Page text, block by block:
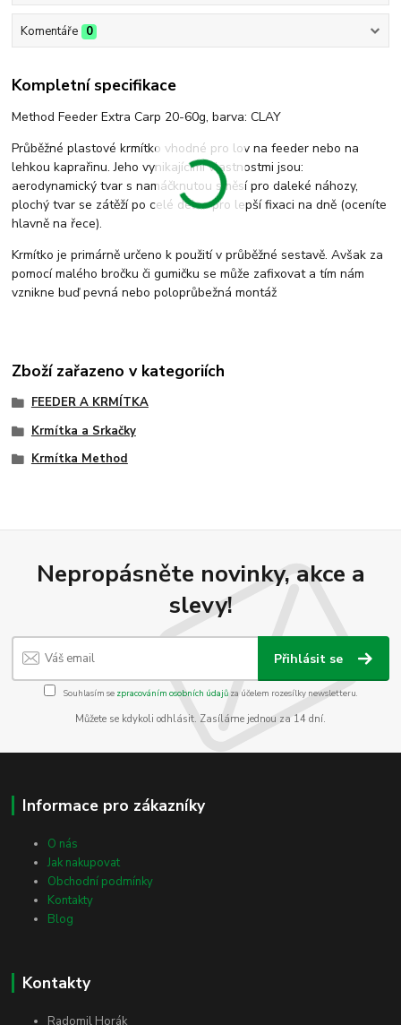
Komentáře 0
Kompletní specifikace
Method Feeder Extra Carp 20-60g, barva: CLAY
Průběžné plastové krmítko vhodné pro lov na feeder nebo na
lehkou kaprařinu. Jeho vynikajícími vlastnostmi jsou:
aerodynamický tvar s namáčknutou směsí pro daleké náhozy,
plochý tvar se zátěží po celé délce pro lepší fixaci na dně (oceníte
hlavně na řece).
Krmítko je primárně určeno k použití v průběžné sestavě. Avšak za
pomocí malého bročku či gumičku se může zafixovat a tím nám
vznikne buď pevná nebo poloprůbežná montáž
Zboží zařazeno v kategoriích
FEEDER A KRMÍTKA
Krmítka a Srkačky
Krmítka Method
Nepropásněte novinky, akce a
slevy!
Přihlásit se
Souhlasím se zpracováním osobních údajůza účelem rozesílky newsletteru.
Můžete se kdykoli odhlásit. Zasíláme jednou za 14 dní.
Informace pro zákazníky
O nás
Jak nakupovat
Obchodní podmínky
Kontakty
Blog
Kontakty
Radomil Horák